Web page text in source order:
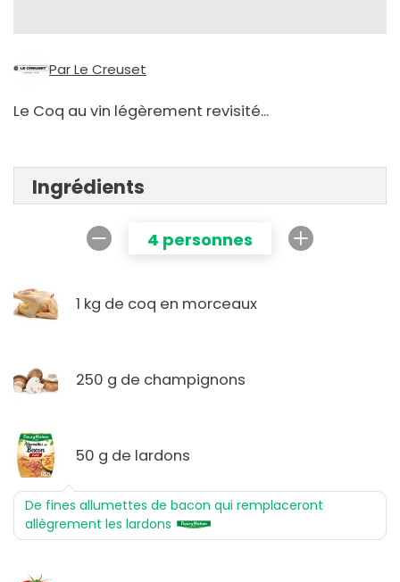
Par Le Creuset
Le Coq au vin légèrement revisité...
Ingrédients
4 personnes
1 kg de coq en morceaux
250 g de champignons
50 g de lardons
De fines allumettes de bacon qui remplaceront
allègrement les lardons